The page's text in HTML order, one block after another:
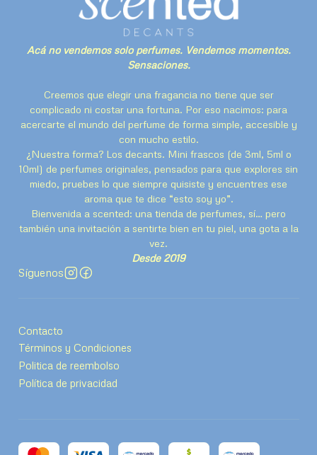
Acá no vendemos solo perfumes. Vendemos momentos.
Sensaciones.
Creemos que elegir una fragancia no tiene que ser
complicado ni costar una fortuna. Por eso nacimos: para
acercarte el mundo del perfume de forma simple, accesible y
con mucho estilo.
¿Nuestra forma? Los decants. Mini frascos (de 3ml, 5ml o
10ml) de perfumes originales, pensados para que explores sin
miedo, pruebes lo que siempre quisiste y encuentres ese
aroma que te dice “esto soy yo”.
Bienvenida a scented: una tienda de perfumes, sí… pero
también una invitación a sentirte bien en tu piel, una gota a la
vez.
Desde 2019
Síguenos
Contacto
Términos y Condiciones
Politica de reembolso
Política de privacidad